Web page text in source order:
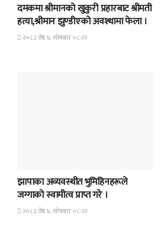
दमकमा श्रीमानको खुकुरी प्रहारबाट श्रीमती
हत्या,श्रीमान झुण्डीएको अवश्थामा फेला ।
२०८३ जेष्ठ ४, सोमबार ०८:२२
झापाका अव्यवस्थीत भुमिहिनहरूले
जग्गाको स्वामीत्व प्राप्त गरे ।
२०८३ जेष्ठ ४, सोमबार ०८:२२